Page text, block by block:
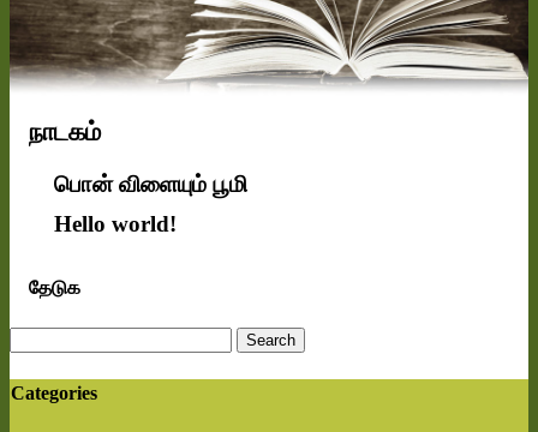
நாடகம்
பொன் விளையும் பூமி
Hello world!
தேடுக
for:
Categories